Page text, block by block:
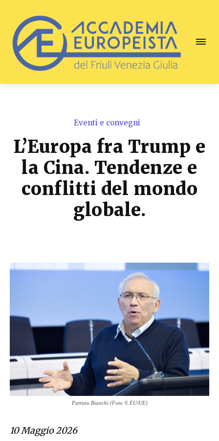
Eventi e convegni
L’Europa fra Trump e
la Cina. Tendenze e
conflitti del mondo
globale.
Patrizio Bianchi (Foto © EU/UE)
10 Maggio 2026